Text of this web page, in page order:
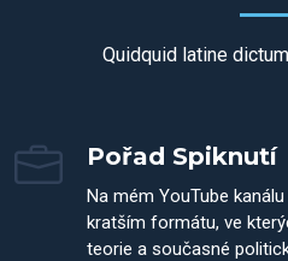
Quidquid latine
Pořad Spiknutí
Na mém YouTube
kratším formátu, ve
teorie a současné